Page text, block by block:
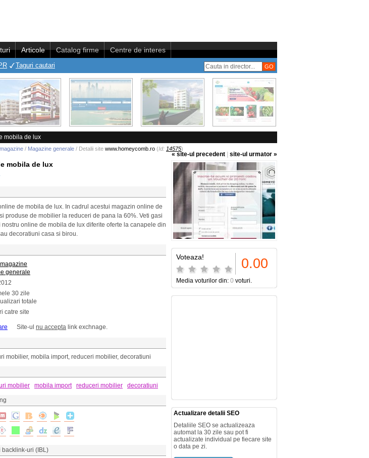
Articole Catalog firme Centre de interes
Taguri cautari
mobila de lux
/ Magazine generale / Detalii site www.homeycomb.ro (Id: 14575)
« site-ul precedent site-ul urmator »
mobila de lux
de mobila de lux. In cadrul acestui magazin online de
produse de mobilier la reduceri de pana la 60%. Veti gasi
online de mobila de lux diferite oferte la canapele din
decoratiuni casa si birou.
generale
30 zile
totale
catre site
Site-ul nu accepta link exchnage.
mobilier, mobila import, reduceri mobilier, decoratiuni
mobilier mobila import reduceri mobilier decoratiuni
backlink-uri (IBL)
Voteaza! 0.00
Media voturilor din: 0 voturi.
Actualizare detalii SEO
Detaliile SEO se actualizeaza
automat la 30 zile sau pot fi
actualizate individual pe fiecare site
o data pe zi.